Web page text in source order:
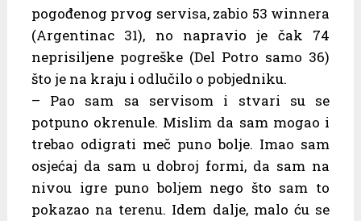
pogođenog prvog servisa, zabio 53 winnera
(Argentinac 31), no napravio je čak 74
neprisiljene pogreške (Del Potro samo 36)
što je na kraju i odlučilo o pobjedniku.
– Pao sam sa servisom i stvari su se
potpuno okrenule. Mislim da sam mogao i
trebao odigrati meč puno bolje. Imao sam
osjećaj da sam u dobroj formi, da sam na
nivou igre puno boljem nego što sam to
pokazao na terenu. Idem dalje, malo ću se